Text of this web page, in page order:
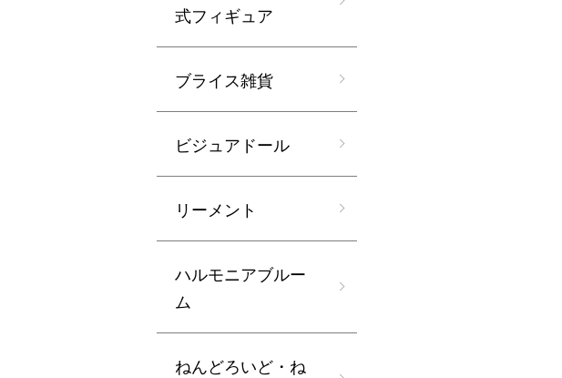
式フィギュア
ブライス雑貨
ビジュアドール
リーメント
ハルモニアブルー
ム
ねんどろいど・ね